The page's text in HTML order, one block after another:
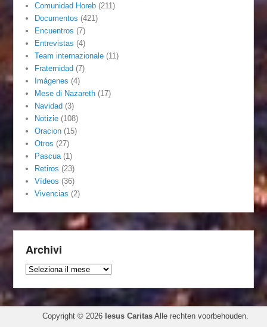
Comunidad Horeb (211)
Documentos (421)
Encuentros (7)
Entrevistas (4)
Team internazionale (11)
Fraternidad (7)
Imágenes (4)
Mese di Nazareth (17)
Navidad (3)
Notizie (108)
Oracion (15)
Otros (27)
Pascua (1)
Retiros (23)
Vídeos (36)
Vivencias (2)
Archivi
Archivi
Copyright © 2026 Iesus Caritas Alle rechten voorbehouden.